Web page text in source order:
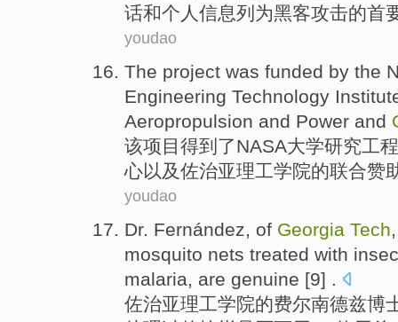
话和个人 信息列为黑客攻击的首
youdao
The project was funded by the
Engineering Technology
Aeropropulsion and Power and
该项目得到 了NASA大学研究工程
心以及佐治亚理工学院的联合赞
youdao
Dr. Fernández, of Georgia Tech
mosquito nets treated with
malaria, are genuine [9] .
佐治亚理工学院的费尔南德兹博